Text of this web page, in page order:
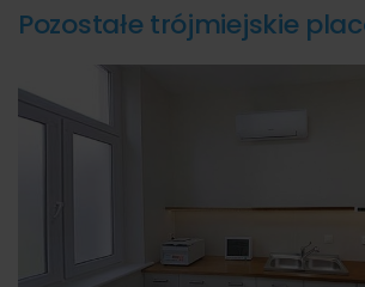
Pozostałe trójmiejskie